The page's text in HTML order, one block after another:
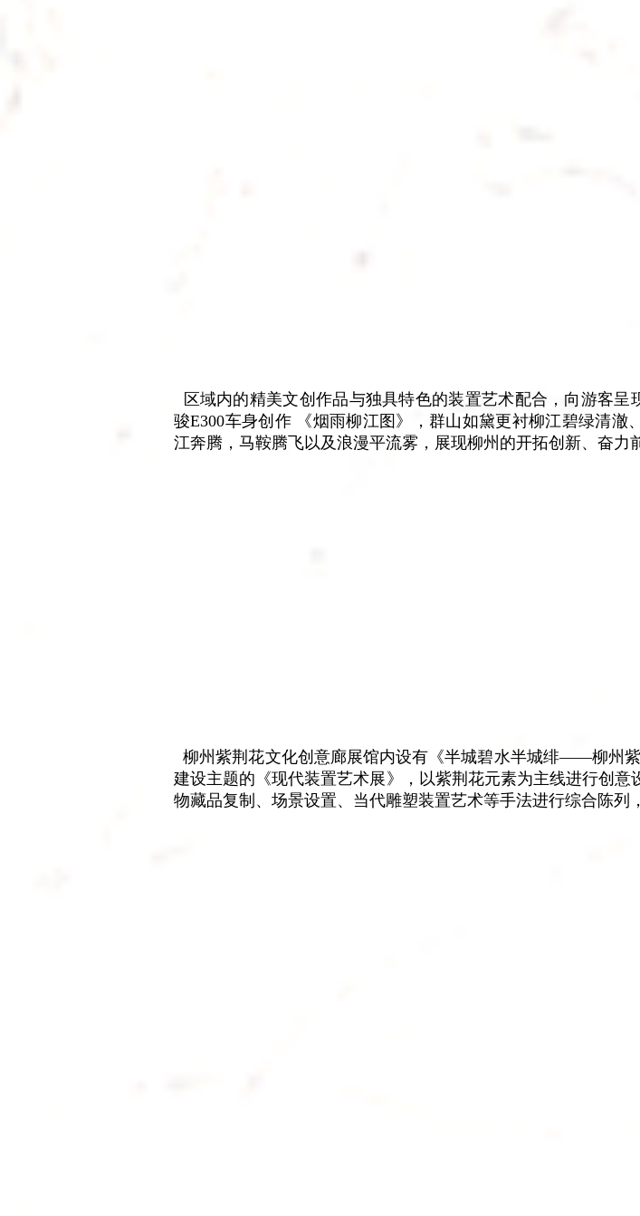
区域内的精美文创作品与独具特色的装置艺术配合，向游客
骏E300车身创作 《烟雨柳江图》，群山如黛更衬柳江碧绿清
江奔腾，马鞍腾飞以及浪漫平流雾，展现柳州的开拓创新、奋力
柳州紫荆花文化创意廊展馆内设有《半城碧水半城绯——柳州
建设主题的《现代装置艺术展》，以紫荆花元素为主线进行创
物藏品复制、场景设置、当代雕塑装置艺术等手法进行综合陈列